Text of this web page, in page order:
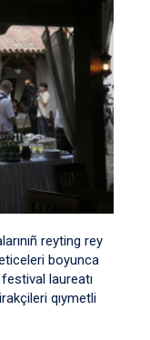
reyting rey
boyunca
laureatı
qıymetli